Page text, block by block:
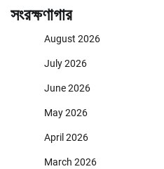
সংরক্ষণাগার
August 2026
July 2026
June 2026
May 2026
April 2026
March 2026